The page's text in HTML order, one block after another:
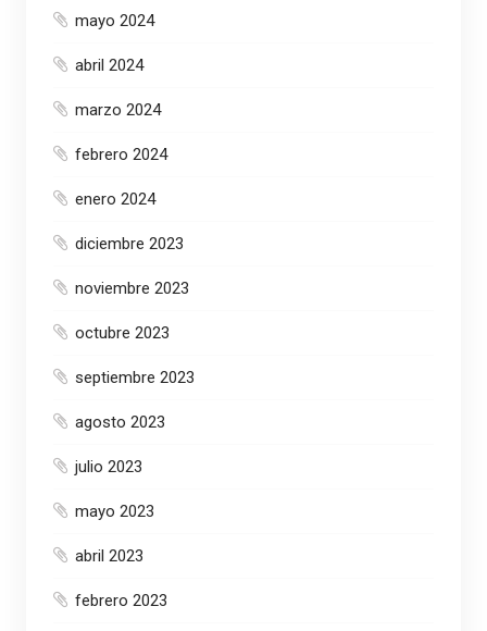
mayo 2024
abril 2024
marzo 2024
febrero 2024
enero 2024
diciembre 2023
noviembre 2023
octubre 2023
septiembre 2023
agosto 2023
julio 2023
mayo 2023
abril 2023
febrero 2023